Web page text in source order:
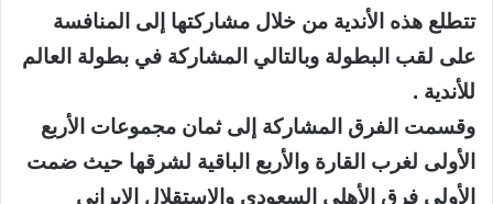
تتطلع هذه الأندية من خلال مشاركتها إلى المنافسة
على لقب البطولة وبالتالي المشاركة في بطولة العالم
للأندية .
وقسمت الفرق المشاركة إلى ثمان مجموعات الأربع
الأولى لغرب القارة والأربع الباقية لشرقها حيث ضمت
الأولى فرق الأهلي السعودي والاستقلال الإيراني